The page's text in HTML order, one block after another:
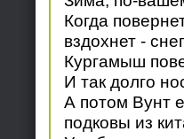
Когда
вздохнет -
Кургамыш
И так долго
А потом Вунт
подковы из